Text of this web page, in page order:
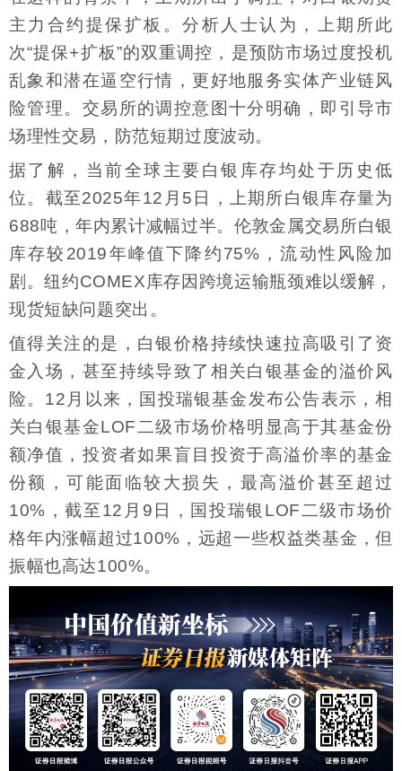
主力合约提保扩板。分析人士认为，上期所此
次“提保+扩板”的双重调控，是预防市场过度投机
乱象和潜在逼空行情，更好地服务实体产业链风
险管理。交易所的调控意图十分明确，即引导市
场理性交易，防范短期过度波动。
据了解，当前全球主要白银库存均处于历史低
位。截至2025年12月5日，上期所白银库存量为
688吨，年内累计减幅过半。伦敦金属交易所白银
库存较2019年峰值下降约75%，流动性风险加
剧。纽约COMEX库存因跨境运输瓶颈难以缓解，
现货短缺问题突出。
值得关注的是，白银价格持续快速拉高吸引了资
金入场，甚至持续导致了相关白银基金的溢价风
险。12月以来，国投瑞银基金发布公告表示，相
关白银基金LOF二级市场价格明显高于其基金份
额净值，投资者如果盲目投资于高溢价率的基金
份额，可能面临较大损失，最高溢价甚至超过
10%，截至12月9日，国投瑞银LOF二级市场价
格年内涨幅超过100%，远超一些权益类基金，但
振幅也高达100%。